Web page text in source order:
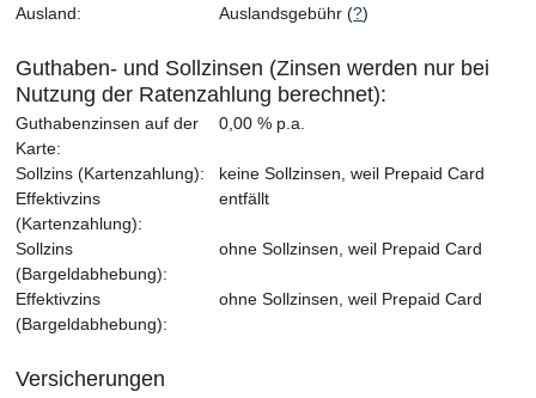
Ausland:
Auslandsgebühr (?)
Guthaben- und Sollzinsen (Zinsen werden nur bei
Nutzung der Ratenzahlung berechnet):
Guthabenzinsen auf der
Karte:
0,00 % p.a.
Sollzins (Kartenzahlung):
keine Sollzinsen, weil Prepaid Card
Effektivzins
(Kartenzahlung):
entfällt
Sollzins
(Bargeldabhebung):
ohne Sollzinsen, weil Prepaid Card
Effektivzins
(Bargeldabhebung):
ohne Sollzinsen, weil Prepaid Card
Versicherungen